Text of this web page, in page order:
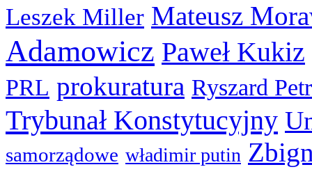
Leszek Miller Mateusz
Adamowicz Paweł Kukiz
PRL prokuratura Ryszard
Trybunał Konstytucyjny
samorządowe władimir putin